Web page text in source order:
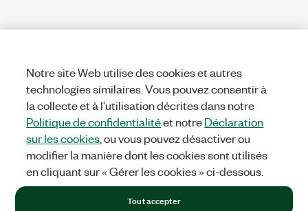
Notre site Web utilise des cookies et autres
technologies similaires. Vous pouvez consentir à
la collecte et à l’utilisation décrites dans notre
Politique de confidentialitéet notreDéclaration
sur les cookies , ou vous pouvez désactiver ou
modifier la manière dont les cookies sont utilisés
en cliquant sur « Gérer les cookies » ci-dessous.
Tout accepter